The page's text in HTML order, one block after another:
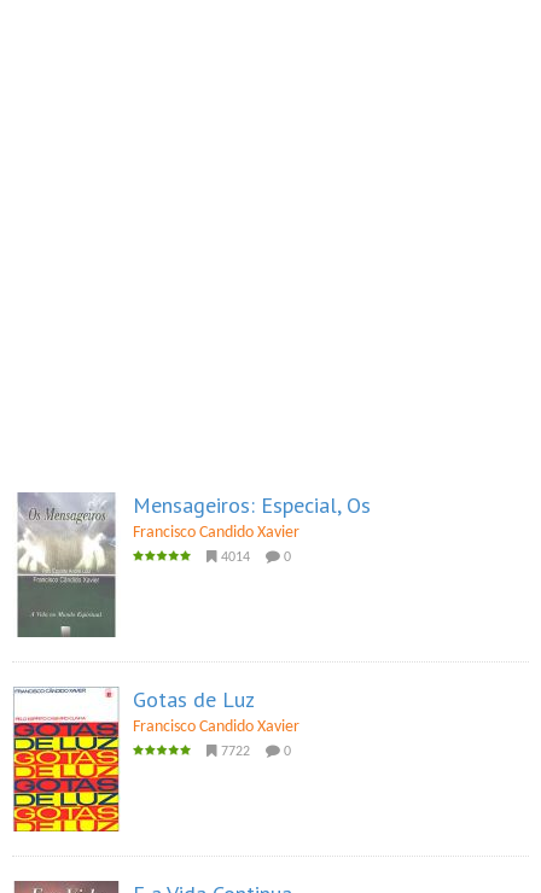
Mensageiros: Especial, Os
Francisco Candido Xavier
4014 0
Gotas de Luz
Francisco Candido Xavier
7722 0